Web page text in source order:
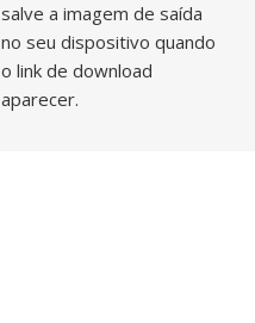
salve a imagem de saída
no seu dispositivo quando
o link de download
aparecer.